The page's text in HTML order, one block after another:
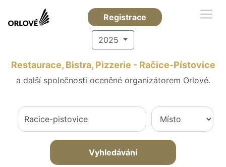
Registrace
2025
Restaurace, Bistra, Pizzerie - Račice-Pístovice
a další společnosti oceněné organizátorem Orlové.
Vyhledávání